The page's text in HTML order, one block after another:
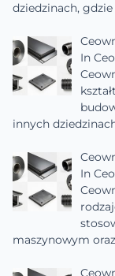
dziedzinach,
In
innych
In
maszynowym